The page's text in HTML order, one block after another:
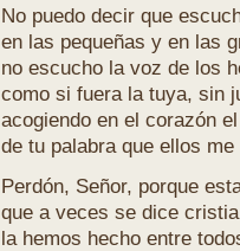
No puedo decir que
en las pequeñas y en las
no escucho la voz de los
como si fuera la tuya, sin
acogiendo en el corazón
de tu palabra que ellos
Perdón, Señor, porque
que a veces se dice
la hemos hecho entre